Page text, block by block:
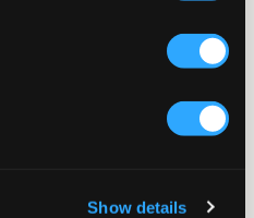
Show details
välkända logga sitter på en
en enkel och klassisk design